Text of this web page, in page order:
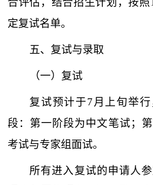
定复试名单。
五、复试与录取
（一）复试
复试预计于7 月 上旬举
段：第一阶段为中文笔试；
考试与专家组面试。
所有进入复试的申请人